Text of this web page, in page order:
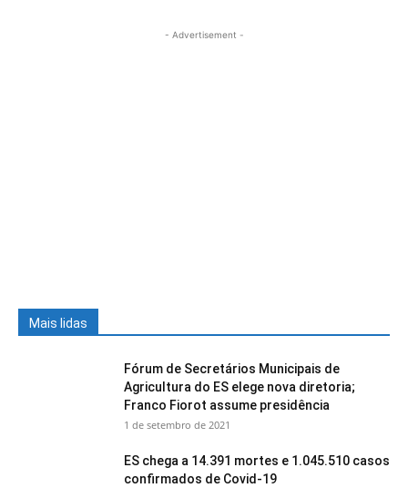
- Advertisement -
Mais lidas
Fórum de Secretários Municipais de
Agricultura do ES elege nova diretoria;
Franco Fiorot assume presidência
1 de setembro de 2021
ES chega a 14.391 mortes e 1.045.510 casos
confirmados de Covid-19